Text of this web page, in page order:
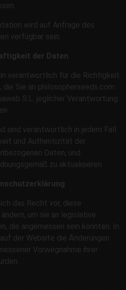
wird auf Anfrage des
verfügbar sein.
der Daten
verantwortlich für die Richtigkeit
Sie an philosopherseeds.com
S.L. jeglicher Verantwortung
sind verantwortlich in jedem Fall
und Authentizität der
Daten, und
zu aktualisieren.
das Recht vor, diese
um sie an legislative
die angemessen sein könnten. In
der Website die Änderungen
Vorwegnahme ihrer